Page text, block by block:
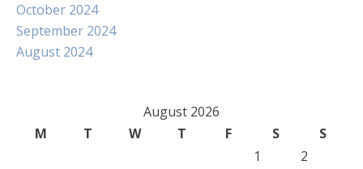
October 2024
September 2024
August 2024
August 2026
M
T W T F S
S
1
2